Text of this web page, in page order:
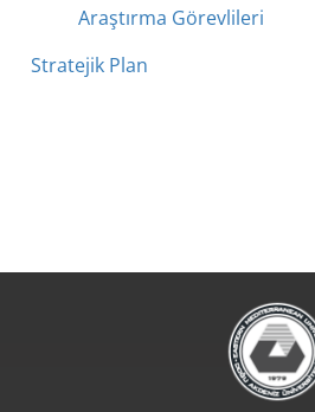
Araştırma Görevlileri
Stratejik Plan